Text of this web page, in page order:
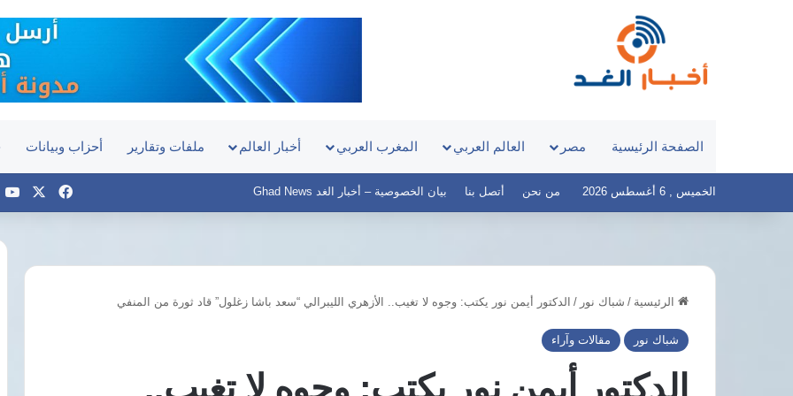
الصفحة الرئيسية مصر العالم العربي المغرب العربي أخبار العالم ملفات وتقارير أحزاب وبيانات
الخميس , 6 أغسطس 2026 من نحن أتصل بنا بيان الخصوصية – أخبار الغد Ghad News فيسبوك
الرئيسية / شباك نور / الدكتور أيمن نور يكتب: وجوه لا تغيب.. الأزهري الليبرالي “سعد باشا زغلول” قاد ثورة من المنفي
شباك نور مقالات وآراء
طبيتين
انتحال
صفة